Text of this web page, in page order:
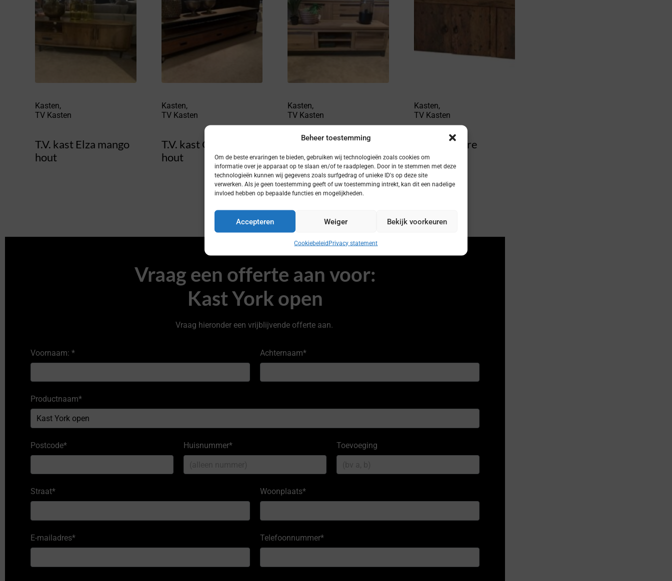
Beheer toestemming
Om de beste ervaringen te bieden, gebruiken wij technologieën zoals cookies om
informatie over je apparaat op te slaan en/of te raadplegen. Door in te stemmen met deze
technologieën kunnen wij gegevens zoals surfgedrag of unieke ID's op deze site
verwerken. Als je geen toestemming geeft of uw toestemming intrekt, kan dit een nadelige
invloed hebben op bepaalde functies en mogelijkheden.
Accepteren Weiger Bekijk voorkeuren
CookiebeleidPrivacy statement
Kasten,
TV Kasten
T.V. kast Elza mango
hout
Kasten,
TV Kasten
T.V. kast Como teak
hout
Kasten,
TV Kasten
T.V. kast eiken
Kasten,
TV Kasten
T.V. kast Pure
Vraag een offerte aan voor:
Kast York open
Vraag hieronder een vrijblijvende offerte aan.
Voornaam: * Achternaam*
Productnaam*
Postcode* Huisnummer* Toevoeging
Straat* Woonplaats*
E-mailadres* Telefoonnummer*